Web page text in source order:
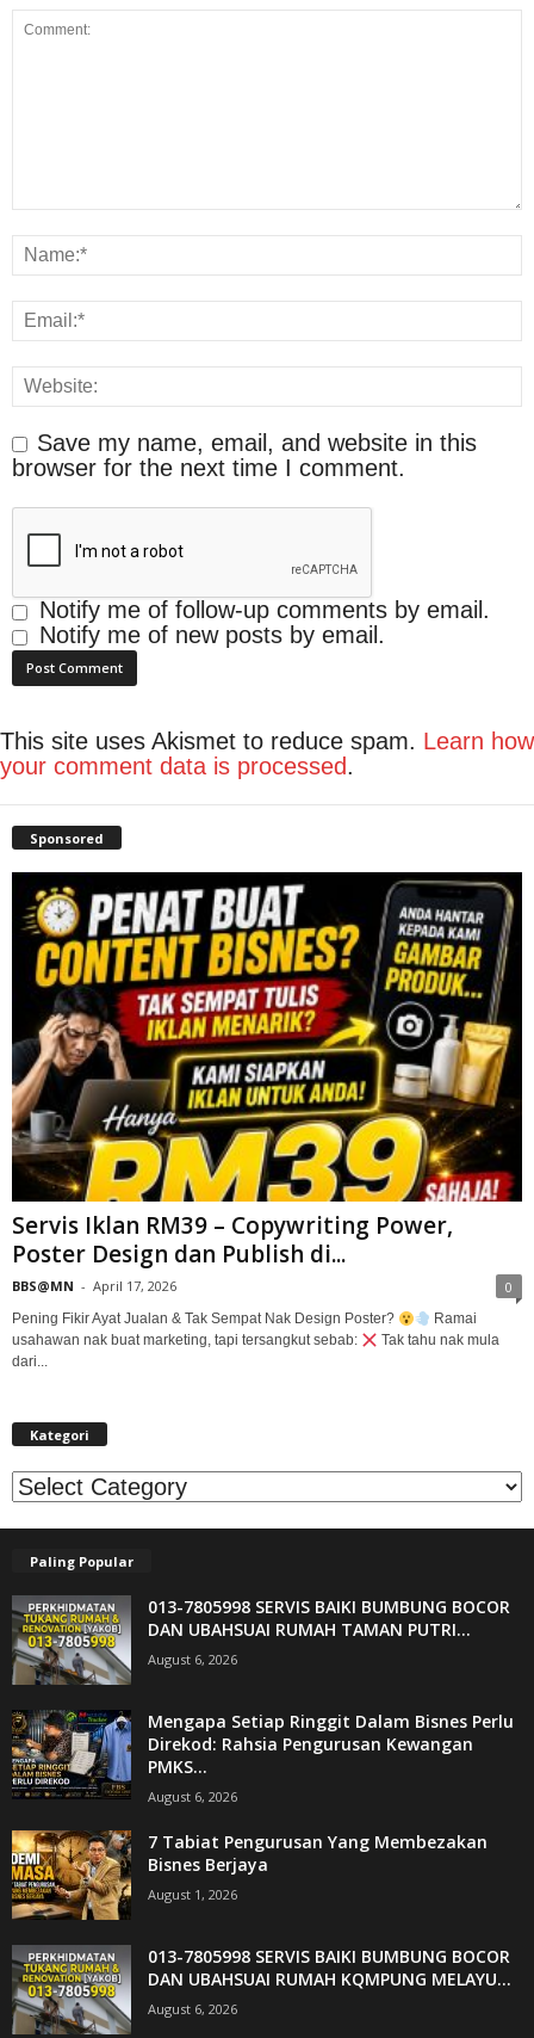
Save my name, email, and website in this
browser for the next time I comment.
Notify me of follow-up comments by email.
Notify me of new posts by email.
This site uses Akismet to reduce spam. Learn how
your comment data is processed.
Sponsored
Servis Iklan RM39 – Copywriting Power,
Poster Design dan Publish di...
BBS@MN - April 17, 2026 0
Pening Fikir Ayat Jualan & Tak Sempat Nak Design Poster?
Ramai
usahawan nak buat marketing, tapi tersangkut sebab:
Tak tahu nak mula
dari...
Kategori
Kategori
Paling Popular
013-7805998 SERVIS BAIKI BUMBUNG BOCOR
DAN UBAHSUAI RUMAH TAMAN PUTRI...
August 6, 2026
Mengapa Setiap Ringgit Dalam Bisnes Perlu
Direkod: Rahsia Pengurusan Kewangan
PMKS...
August 6, 2026
7 Tabiat Pengurusan Yang Membezakan
Bisnes Berjaya
August 1, 2026
013-7805998 SERVIS BAIKI BUMBUNG BOCOR
DAN UBAHSUAI RUMAH KQMPUNG MELAYU...
August 6, 2026